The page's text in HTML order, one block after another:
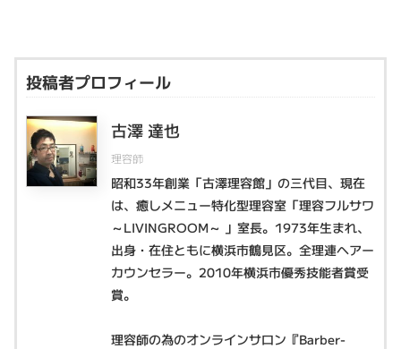
投稿者プロフィール
古澤 達也
理容師
昭和33年創業「古澤理容館」の三代目、現在
は、癒しメニュー特化型理容室「理容フルサワ
～LIVINGROOM～ 」室長。1973年生まれ、
出身・在住ともに横浜市鶴見区。全理連ヘアー
カウンセラー。2010年横浜市優秀技能者賞受
賞。
理容師の為のオンラインサロン『Barber-